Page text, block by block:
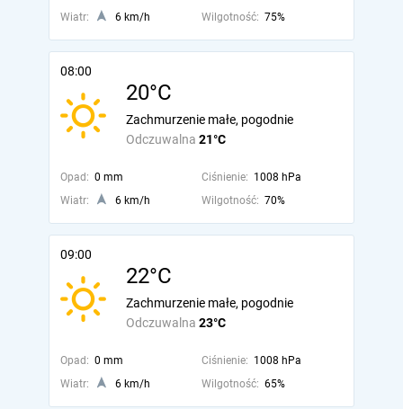
Wiatr: 6 km/h Wilgotność: 75%
08:00
20°C
Odczuwalna 21°C
Zachmurzenie małe, pogodnie
Opad: 0 mm Ciśnienie: 1008 hPa
Wiatr:
6 km/h Wilgotność: 70%
09:00
22°C
Odczuwalna 23°C
Zachmurzenie małe, pogodnie
Opad: 0 mm Ciśnienie: 1008 hPa
Wiatr:
6 km/h Wilgotność: 65%